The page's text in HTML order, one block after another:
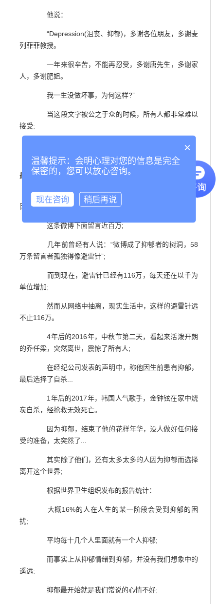
他说：
“Depression(沮丧、抑郁)，多谢各位朋友，多谢麦
列菲菲教授。
一年来很辛苦，不能再忍受，多谢唐先生，多谢家
人，多谢肥姐。
我一生没做坏事，为何这样?”
当这段文字被公之于众的时候，所有人都非常难以
接受;
9年后的2012年，一个叫走饭的微博用户，发完她
最后一条微博后，告别了这个世界：
“我有抑郁，所以就去死一死，没什么重要的原
因，大家不必在意我的离开;拜拜啦。”
这条微博下面留言近百万;
几年前曾经有人说：“微博成了抑郁者的树洞，58
万条留言者孤独得像避雷针”;
而到现在，避雷针已经有116万，每天还在以千为
单位增加;
然而从网络中抽离，现实生活中，这样的避雷针远
不止116万。
4年后的2016年，中秋节第二天，看起来活泼开朗
的乔任梁，突然离世，震惊了所有人;
在经纪公司发表的声明中，称他因生前患有抑郁，
最后选择了自杀...
1年后的2017年，韩国人气歌手，金钟铉在家中烧
炭自杀，经抢救无效死亡。
因为抑郁，结束了他的花样年华，没人做好任何接
受的准备，太突然了...
其实除了他们，还有太多太多的人因为抑郁而选择
离开这个世界;
根据世界卫生组织发布的报告统计：
大概16%的人在人生的某一阶段会受到抑郁的困
扰;
平均每十几个人里面就有一个人抑郁;
而事实上从抑郁情绪到抑郁，并没有我们想象中的
遥远;
抑郁最开始就是我们常说的心情不好;
×
温馨提示：会明心理对您的信息是完全
保密的，您可以放心咨询。
现在咨询 稍后再说